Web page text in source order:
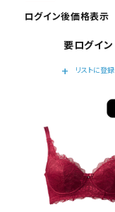
ログイン後価格表示
要ログイン
add
リストに登録